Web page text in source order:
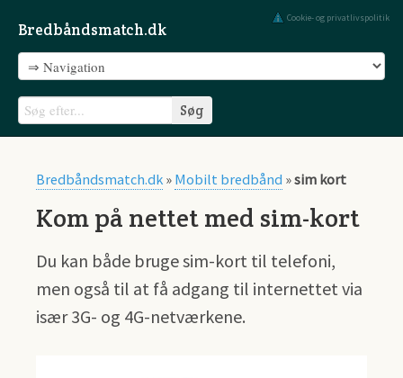
Bredbåndsmatch.dk
Cookie- og privatlivspolitik
Bredbåndsmatch.dk » Mobilt bredbånd »sim kort
Kom på nettet med sim-kort
Du kan både bruge sim-kort til telefoni,
men også til at få adgang til internettet via
især 3G- og 4G-netværkene.